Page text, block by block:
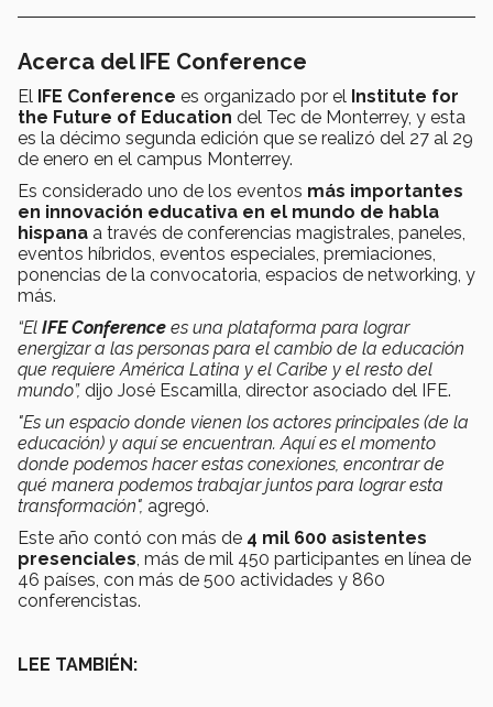
Acerca del IFE Conference
El IFE Conference es organizado por el Institute for
the Future of Education del Tec de Monterrey, y esta
es la décimo segunda edición que se realizó del 27 al 29
de enero en el campus Monterrey.
Es considerado uno de los eventos más importantes
en innovación educativa en el mundo de habla
hispana a través de conferencias magistrales, paneles,
eventos híbridos, eventos especiales, premiaciones,
ponencias de la convocatoria, espacios de networking, y
más.
“El IFE Conference es una plataforma para lograr
energizar a las personas para el cambio de la educación
que requiere América Latina y el Caribe y el resto del
mundo”, dijo José Escamilla, director asociado del IFE.
"Es un espacio donde vienen los actores principales (de la
educación) y aquí se encuentran. Aquí es el momento
donde podemos hacer estas conexiones, encontrar de
qué manera podemos trabajar juntos para lograr esta
transformación", agregó.
Este año contó con más de 4 mil 600 asistentes
presenciales, más de mil 450 participantes en línea de
46 países, con más de 500 actividades y 860
conferencistas.
LEE TAMBIÉN: